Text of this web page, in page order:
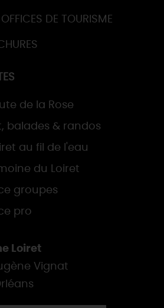
DE TOURISME
de la Rose
balades & randos
au fil de l'eau
du Loiret
groupes
pro
Loiret
Vignat